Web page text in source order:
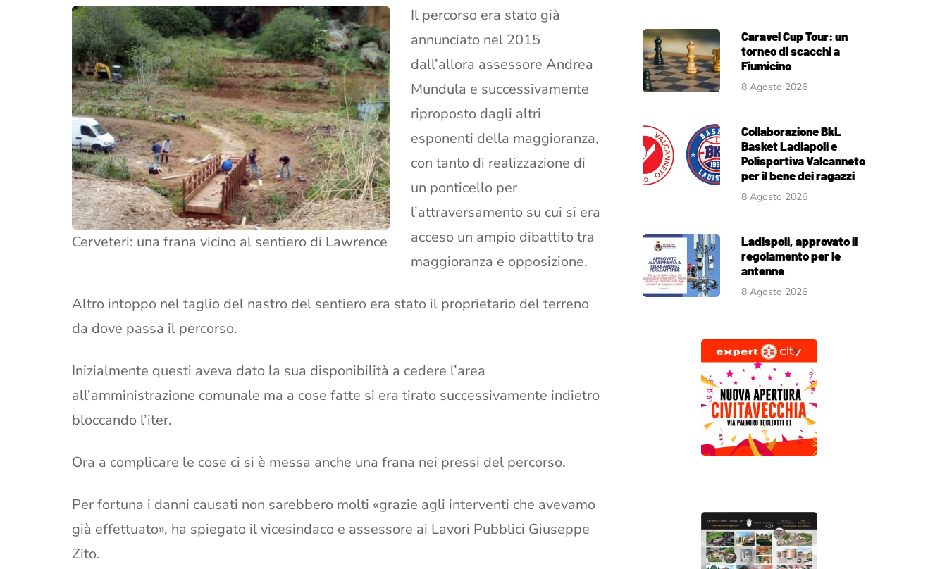
Cerveteri: una frana vicino al sentiero di Lawrence
Il percorso era stato già
annunciato nel 2015
dall’allora assessore Andrea
Mundula e successivamente
riproposto dagli altri
esponenti della maggioranza,
con tanto di realizzazione di
un ponticello per
l’attraversamento su cui si era
acceso un ampio dibattito tra
maggioranza e opposizione.
Altro intoppo nel taglio del nastro del sentiero era stato il proprietario del terreno
da dove passa il percorso.
Inizialmente questi aveva dato la sua disponibilità a cedere l’area
all’amministrazione comunale ma a cose fatte si era tirato successivamente indietro
bloccando l’iter.
Ora a complicare le cose ci si è messa anche una frana nei pressi del percorso.
Per fortuna i danni causati non sarebbero molti «grazie agli interventi che avevamo
già effettuato», ha spiegato il vicesindaco e assessore ai Lavori Pubblici Giuseppe
Zito.
Caravel Cup Tour: un
torneo di scacchi a
Fiumicino
8 Agosto 2026
Collaborazione BkL
Basket Ladiapoli e
Polisportiva Valcanneto
per il bene dei ragazzi
8 Agosto 2026
Ladispoli, approvato il
regolamento per le
antenne
8 Agosto 2026